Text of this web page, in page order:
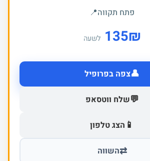
פתח תקווה📍
₪
135 לשעה
👤צפה בפרופיל
💬שלח ווטסאפ
📱 הצג טלפון
⇄השווה